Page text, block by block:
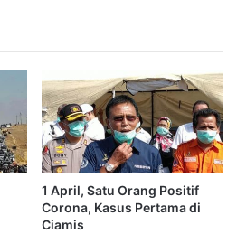
1 April, Satu Orang Positif
Corona, Kasus Pertama di
Ciamis